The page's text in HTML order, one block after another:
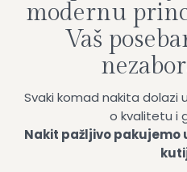
modernu
Vaš
Svaki komad nakita dolazi
o kvalitetu i
Nakit pažljivo